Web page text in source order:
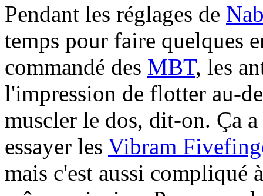
Pendant les réglages de
temps pour faire quelques
commandé des MBT, les
l'impression de flotter au-
muscler le dos, dit-on. Ça
essayer les Vibram
mais c'est aussi compliqué